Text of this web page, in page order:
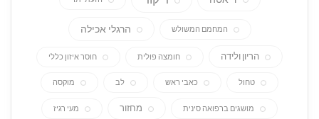
המחמם המשולש הרגלי אכילה
הריון ולידה חומצה פולית חוסר איזון כללי
טחול כאבי ראש לב מוקסה
מושגים ברפואה סינית מחזור מעי רגיז